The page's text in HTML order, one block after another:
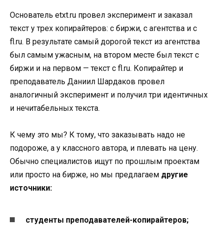
Основатель etxt.ru провел эксперимент и заказал
текст у трех копирайтеров: с биржи, с агентства и с
fl.ru. В результате самый дорогой текст из агентства
был самым ужасным, на втором месте был текст с
биржи и на первом — текст с fl.ru. Копирайтер и
преподаватель Даниил Шардаков провел
аналогичный эксперимент и получил три идентичных
и нечитабельных текста.
К чему это мы? К тому, что заказывать надо не
подороже, а у классного автора, и плевать на цену.
Обычно специалистов ищут по прошлым проектам
или просто на бирже, но мы предлагаем другие
источники:
студенты преподавателей-копирайтеров;